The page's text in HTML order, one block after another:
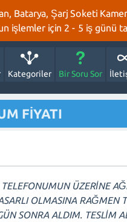
Batarya, Şarj Soketi
işlemler için 2 - 5 iş günü
Kategoriler Bir Soru Sor
FİYATI
ÜZERİNE
OLMASINA RAĞMEN
SONRA ALDIM. TESLİM